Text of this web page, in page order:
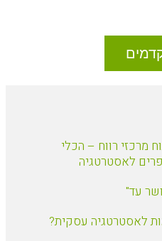
מרכזי רווח – הכלי
לאסטרטגיה
עד"
לאסטרטגיה עסקית?